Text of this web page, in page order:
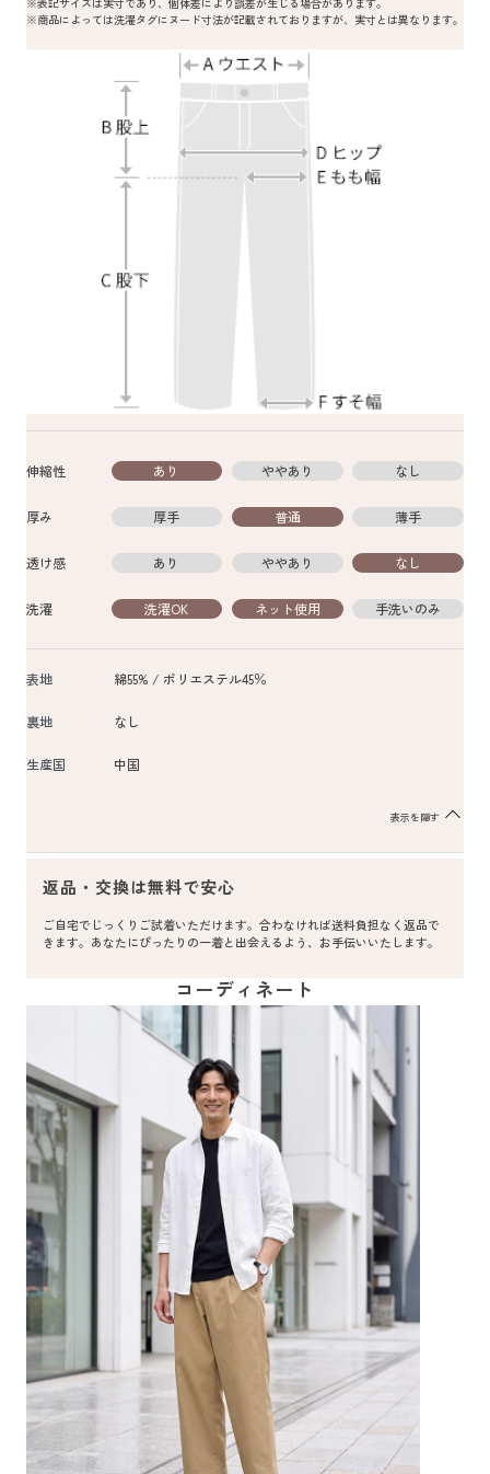
※商品によっては洗濯タグにヌード寸法が記載されておりますが、実寸とは異なります。
伸縮性 あり ややあり なし
厚み 厚手 普通 薄手
透け感 あり ややあり なし
洗濯 洗濯OK ネット使用 手洗いのみ
表地 綿55% / ポリエステル45％
裏地 なし
生産国 中国
表示を隠す
返品・交換は無料で安心
ご自宅でじっくりご試着いただけます。合わなければ送料負担なく返品で
きます。あなたにぴったりの一着と出会えるよう、お手伝いいたします。
コーディネート